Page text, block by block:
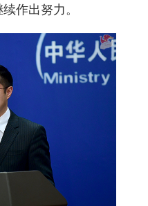
作出努力。